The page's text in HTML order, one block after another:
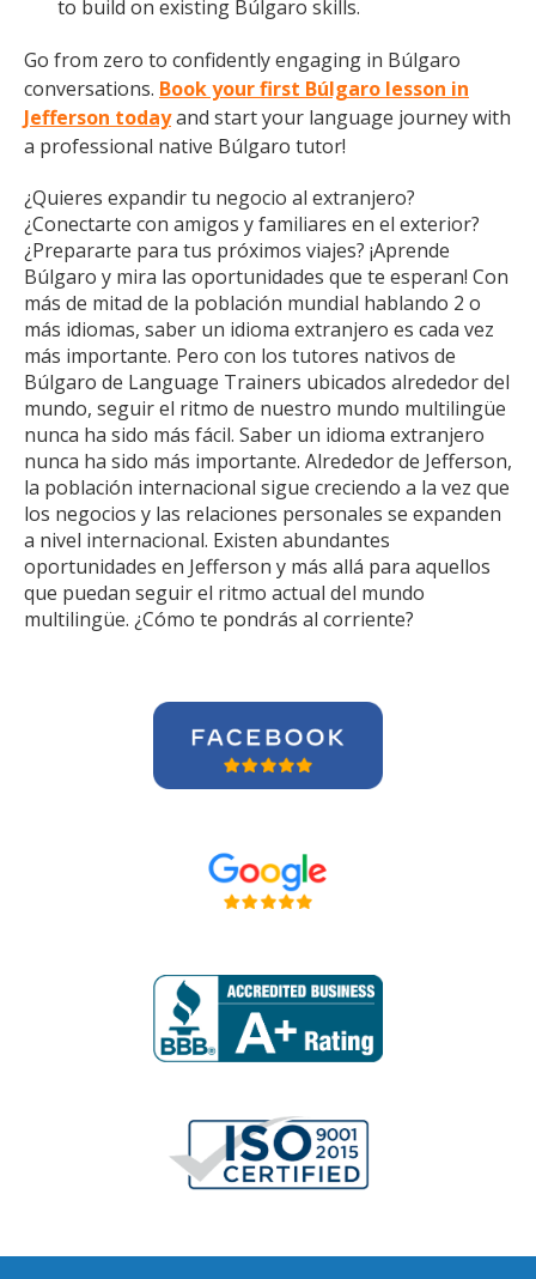
to build on existing Búlgaro skills.
Go from zero to confidently engaging in Búlgaro
conversations. Book your first Búlgaro lesson in
Jefferson todayand start your language journey with
a professional native Búlgaro tutor!
¿Quieres expandir tu negocio al extranjero?
¿Conectarte con amigos y familiares en el exterior?
¿Prepararte para tus próximos viajes? ¡Aprende
Búlgaro y mira las oportunidades que te esperan! Con
más de mitad de la población mundial hablando 2 o
más idiomas, saber un idioma extranjero es cada vez
más importante. Pero con los tutores nativos de
Búlgaro de Language Trainers ubicados alrededor del
mundo, seguir el ritmo de nuestro mundo multilingüe
nunca ha sido más fácil. Saber un idioma extranjero
nunca ha sido más importante. Alrededor de Jefferson,
la población internacional sigue creciendo a la vez que
los negocios y las relaciones personales se expanden
a nivel internacional. Existen abundantes
oportunidades en Jefferson y más allá para aquellos
que puedan seguir el ritmo actual del mundo
multilingüe. ¿Cómo te pondrás al corriente?